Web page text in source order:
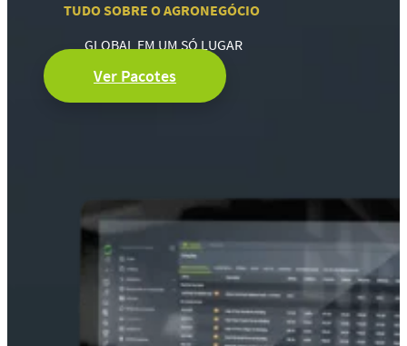
TUDO SOBRE O AGRONEGÓCIO
GLOBAL EM UM SÓ LUGAR
Ver Pacotes